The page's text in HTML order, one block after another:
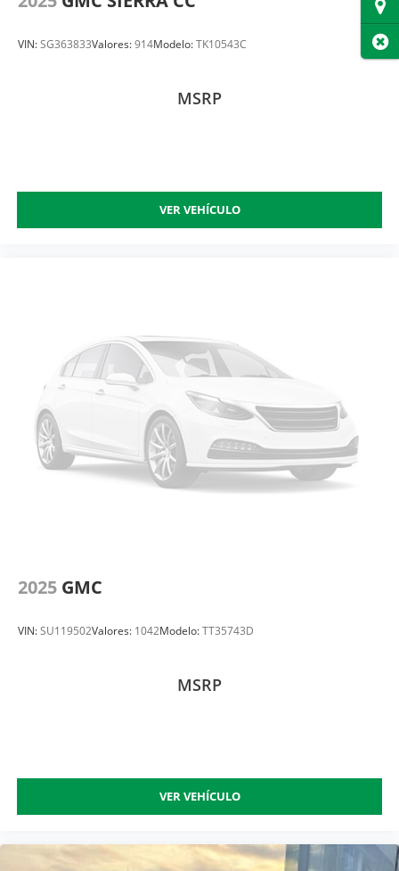
VIN:SG363833Valores:914Modelo:TK10543C
MSRP
VER VEHÍCULO
2025 GMC
VIN:SU119502Valores: 1042Modelo:TT35743D
MSRP
VER VEHÍCULO